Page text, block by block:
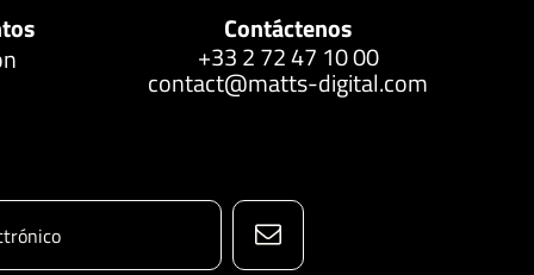
Contáctenos
+33 2 72 47 10 00
contact@matts-digital.com